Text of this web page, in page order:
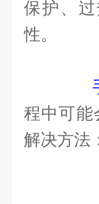
保护、
性。
程中可能
解决方法